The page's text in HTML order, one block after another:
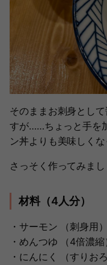
そのままお刺身とし
すが……ちょっと手を
ン丼よりも美味しく
さっそく作ってみまし
材料（4人分）
・サーモン （刺身
・めんつゆ （4倍濃
・にんにく （すりお